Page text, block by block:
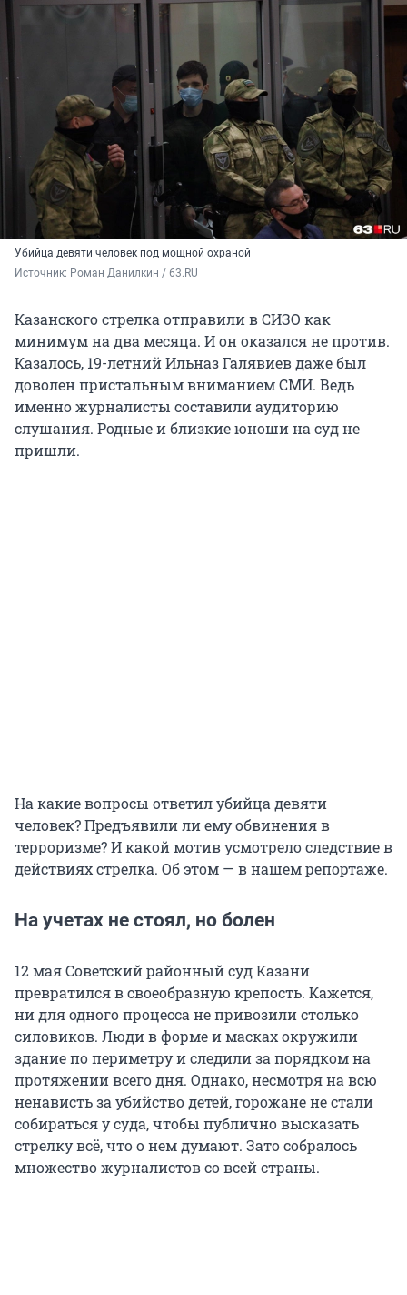
Убийца девяти человек под мощной охраной
Источник: Роман Данилкин / 63.RU
Казанского стрелка отправили в СИЗО как
минимум на два месяца. И он оказался не против.
Казалось, 19-летний Ильназ Галявиев даже был
доволен пристальным вниманием СМИ. Ведь
именно журналисты составили аудиторию
слушания. Родные и близкие юноши на суд не
пришли.
На какие вопросы ответил убийца девяти
человек? Предъявили ли ему обвинения в
терроризме? И какой мотив усмотрело следствие в
действиях стрелка. Об этом — в нашем репортаже.
На учетах не стоял, но болен
12 мая Советский районный суд Казани
превратился в своеобразную крепость. Кажется,
ни для одного процесса не привозили столько
силовиков. Люди в форме и масках окружили
здание по периметру и следили за порядком на
протяжении всего дня. Однако, несмотря на всю
ненависть за убийство детей, горожане не стали
собираться у суда, чтобы публично высказать
стрелку всё, что о нем думают. Зато собралось
множество журналистов со всей страны.